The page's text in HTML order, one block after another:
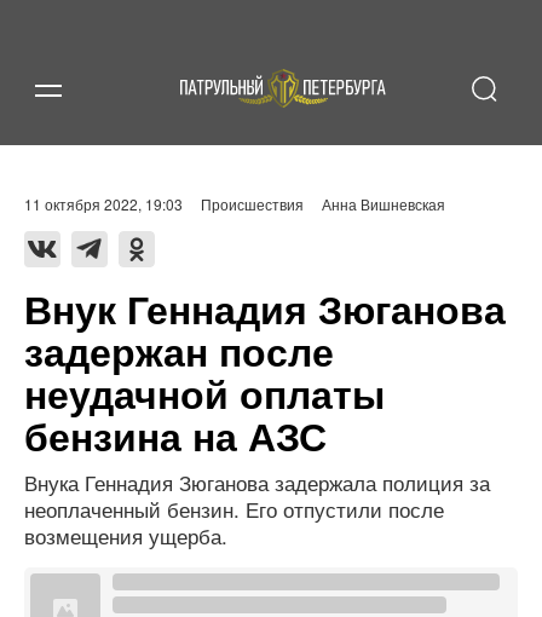
11 октября 2022, 19:03 Происшествия Анна Вишневская
Внук Геннадия Зюганова
задержан после
неудачной оплаты
бензина на АЗС
Внука Геннадия Зюганова задержала полиция за
неоплаченный бензин. Его отпустили после
возмещения ущерба.